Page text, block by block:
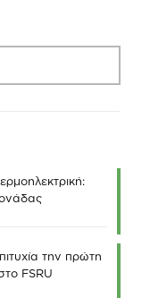
την πρώτη
FSRU